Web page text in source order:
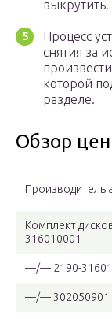
выкрутить.
Процесс
снятия за
которой
разделе.
Обзор
Производитель
Комплект
316010001
—/— 2190-
—/— 302050901